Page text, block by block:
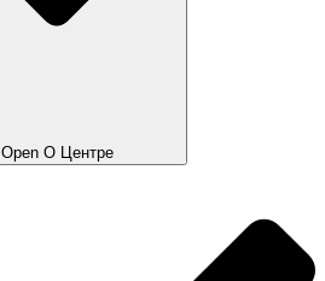
Open О Центре